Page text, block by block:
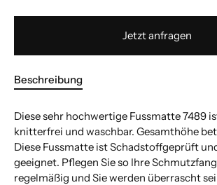
Jetzt anfragen
Beschreibung
Diese sehr hochwertige Fussmatte 7489
knitterfrei und waschbar. Gesamthöhe
Diese Fussmatte ist Schadstoffgeprüft
geeignet. Pflegen Sie so Ihre
regelmäßig und Sie werden überrascht